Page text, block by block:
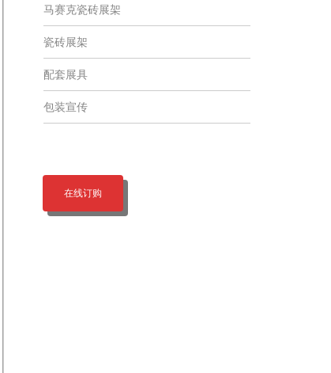
马赛克瓷砖展架
瓷砖展架
配套展具
包装宣传
在线订购